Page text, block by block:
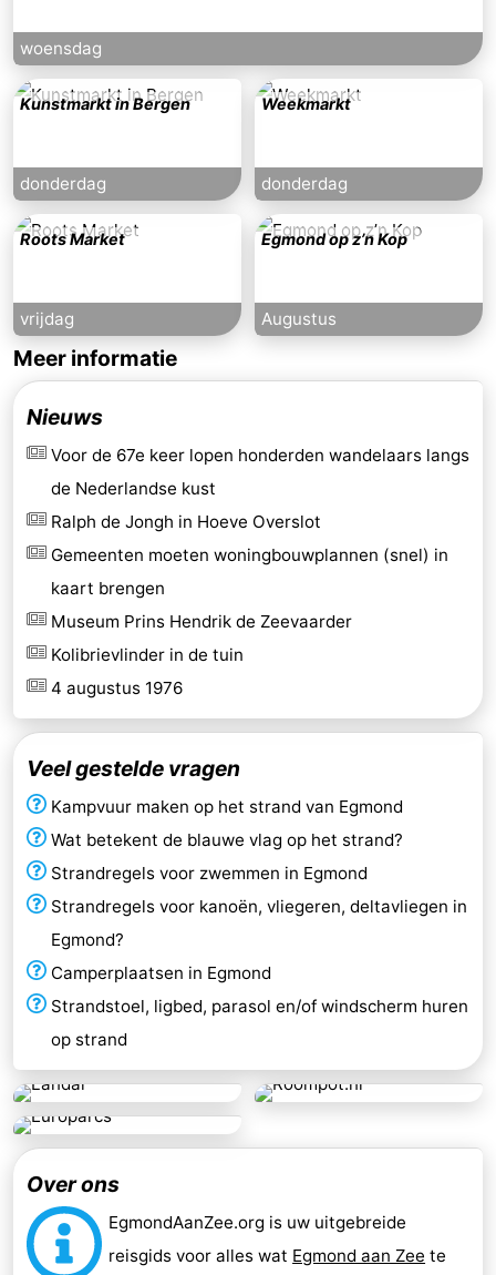
woensdag
Kunstmarkt in Bergen
donderdag
Weekmarkt
donderdag
Roots Market
vrijdag
Egmond op z’n Kop
Augustus
Meer informatie
Nieuws
Voor de 67e keer lopen honderden wandelaars langs
de Nederlandse kust
Ralph de Jongh in Hoeve Overslot
Gemeenten moeten woningbouwplannen (snel) in
kaart brengen
Museum Prins Hendrik de Zeevaarder
Kolibrievlinder in de tuin
4 augustus 1976
Veel gestelde vragen
Kampvuur maken op het strand van Egmond
Wat betekent de blauwe vlag op het strand?
Strandregels voor zwemmen in Egmond
Strandregels voor kanoën, vliegeren, deltavliegen in
Egmond?
Camperplaatsen in Egmond
Strandstoel, ligbed, parasol en/of windscherm huren
op strand
Over ons
EgmondAanZee.org is uw uitgebreide
reisgids voor alles wat Egmond aan Zee te